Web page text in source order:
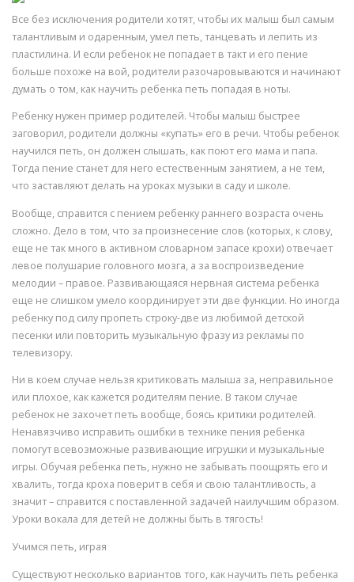
Все без исключения родители хотят, чтобы их малыш был самым
талантливым и одаренным, умел петь, танцевать и лепить из
пластилина. И если ребенок не попадает в такт и его пение
больше похоже на вой, родители разочаровываются и начинают
думать о том, как научить ребенка петь попадая в ноты.
Ребенку нужен пример родителей. Чтобы малыш быстрее
заговорил, родители должны «купать» его в речи. Чтобы ребенок
научился петь, он должен слышать, как поют его мама и папа.
Тогда пение станет для него естественным занятием, а не тем,
что заставляют делать на уроках музыки в саду и школе.
Вообще, справится с пением ребенку раннего возраста очень
сложно. Дело в том, что за произнесение слов (которых, к слову,
еще не так много в активном словарном запасе крохи) отвечает
левое полушарие головного мозга, а за воспроизведение
мелодии – правое. Развивающаяся нервная система ребенка
еще не слишком умело координирует эти две функции. Но иногда
ребенку под силу пропеть строку-две из любимой детской
песенки или повторить музыкальную фразу из рекламы по
телевизору.
Ни в коем случае нельзя критиковать малыша за, неправильное
или плохое, как кажется родителям пение. В таком случае
ребенок не захочет петь вообще, боясь критики родителей.
Ненавязчиво исправить ошибки в технике пения ребенка
помогут всевозможные развивающие игрушки и музыкальные
игры. Обучая ребенка петь, нужно не забывать поощрять его и
хвалить, тогда кроха поверит в себя и свою талантливость, а
значит – справится с поставленной задачей наилучшим образом.
Уроки вокала для детей не должны быть в тягость!
Учимся петь, играя
Существуют несколько вариантов того, как научить петь ребенка